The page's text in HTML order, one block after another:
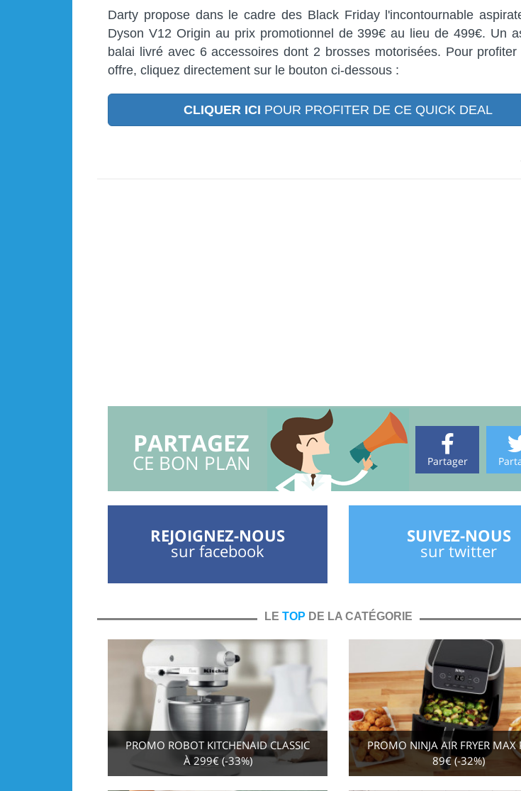
Darty propose dans le cadre des Black Friday l'incontournable
Dyson V12 Origin au prix promotionnel de 399€ au lieu de 499€. Un
balai livré avec 6 accessoires dont 2 brosses motorisées. Pour
offre, cliquez directement sur le bouton ci-dessous :
CLIQUER ICI POUR PROFITER DE CE QUICK DEAL
PARTAGEZ
CE BON PLAN Partager
REJOIGNEZ-NOUS
sur facebook
SUIVEZ-NOUS
sur twitter
LE TOP DE LA CATÉGORIE
PROMO ROBOT KITCHENAID CLASSIC
À 299€ (-33%)
PROMO NINJA AIR FRYER MAX
89€ (-32%)